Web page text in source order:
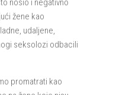
nosio i negativno
žene kao
udaljene,
seksolozi odbacili
promatrati kao